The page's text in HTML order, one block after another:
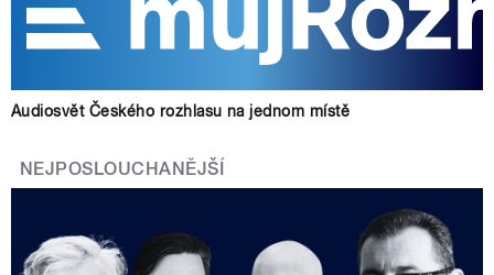
Audiosvět Českého rozhlasu na jednom místě
NEJPOSLOUCHANĚJŠÍ